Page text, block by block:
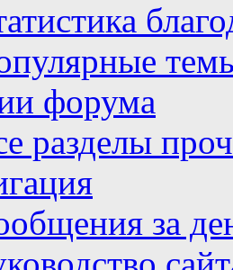
форума
разделы
за